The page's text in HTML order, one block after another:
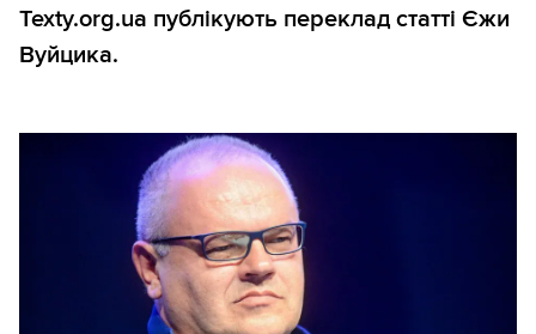
Texty.org.ua публікують переклад статті Єжи
Вуйцика.